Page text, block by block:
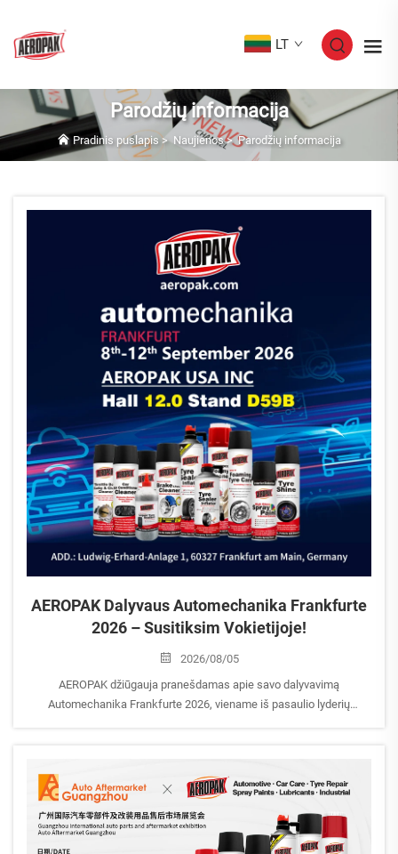
LT
Parodžių informacija
Pradinis puslapis>Naujienos>Parodžių informacija
AEROPAK Dalyvaus Automechanika Frankfurte
2026 – Susitiksim Vokietijoje!
2026/08/05
AEROPAK džiūgauja pranešdamas apie savo dalyvavimą
Automechanika Frankfurte 2026, viename iš pasaulio lyderių
Maino, Vokietija